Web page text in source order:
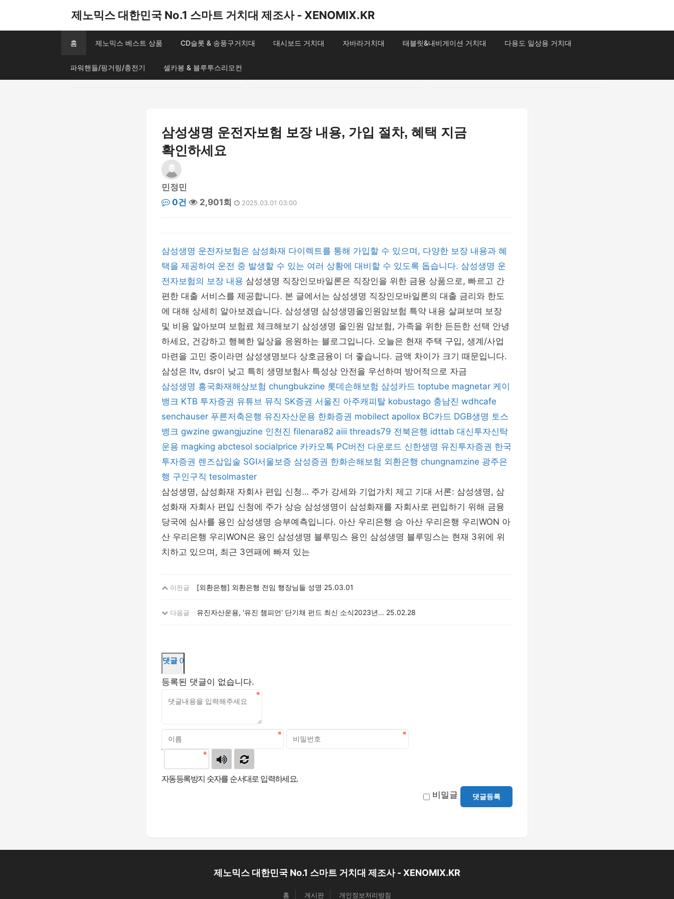
제노믹스 대한민국 No.1 스마트 거치대 제조사 - XENOMIX.KR
홈 제노믹스 베스트 상품 CD슬롯 & 송풍구거치대 대시보드 거치대 자바라거치대 태블릿&내비게이션 거치대 다용도 일상용 거치대
파워핸들/핑거링/충전기 셀카봉 & 블루투스리모컨
삼성생명 운전자보험 보장 내용, 가입 절차, 혜택 지금
확인하세요
민정민
0건
2,901회 2025.03.01 03:00
삼성생명 운전자보험은 삼성화재 다이렉트를 통해 가입할 수 있으며, 다양한 보장 내용과 혜
택을 제공하여 운전 중 발생할 수 있는 여러 상황에 대비할 수 있도록 돕습니다. 삼성생명 운
전자보험의 보장 내용 삼성생명 직장인모바일론은 직장인을 위한 금융 상품으로, 빠르고 간
편한 대출 서비스를 제공합니다. 본 글에서는 삼성생명 직장인모바일론의 대출 금리와 한도
에 대해 상세히 알아보겠습니다. 삼성생명 삼성생명올인원암보험 특약 내용 살펴보며 보장
및 비용 알아보며 보험료 체크해보기 삼성생명 올인원 암보험, 가족을 위한 든든한 선택 안녕
하세요, 건강하고 행복한 일상을 응원하는 블로그입니다. 오늘은 현재 주택 구입, 생계/사업
마련을 고민 중이라면 삼성생명보다 상호금융이 더 좋습니다. 금액 차이가 크기 때문입니다.
삼성은 ltv, dsr이 낮고 특히 생명보험사 특성상 안전을 우선하며 방어적으로 자금
삼성생명 흥국화재해상보험 chungbukzine 롯데손해보험 삼성카드 toptube magnetar 케이
뱅크 KTB 투자증권 유튜브 뮤직 SK증권 서울진 아주캐피탈 kobustago 충남진 wdhcafe
senchauser 푸른저축은행 유진자산운용 한화증권 mobilect apollox BC카드 DGB생명 토스
뱅크 gwzine gwangjuzine 인천진 filenara82 aiii threads79 전북은행 idttab 대신투자신탁
운용 magking abctesol socialprice 카카오톡 PC버전 다운로드 신한생명 유진투자증권 한국
투자증권 렌즈삽입술 SGI서울보증 삼성증권 한화손해보험 외환은행 chungnamzine 광주은
행 구인구직 tesolmaster
삼성생명, 삼성화재 자회사 편입 신청… 주가 강세와 기업가치 제고 기대 서론: 삼성생명, 삼
성화재 자회사 편입 신청에 주가 상승 삼성생명이 삼성화재를 자회사로 편입하기 위해 금융
당국에 심사를 용인 삼성생명 승부예측입니다. 아산 우리은행 승 아산 우리은행 우리WON 아
산 우리은행 우리WON은 용인 삼성생명 블루밍스 용인 삼성생명 블루밍스는 현재 3위에 위
치하고 있으며, 최근 3연패에 빠져 있는
이전글 [외환은행] 외환은행 전임 행장님들 성명 25.03.01
다음글 유진자산운용, '유진 챔피언' 단기채 펀드 최신 소식2023년... 25.02.28
댓글 0
등록된 댓글이 없습니다.
자동등록방지 숫자를 순서대로 입력하세요.
비밀글
댓글등록
제노믹스 대한민국 No.1 스마트 거치대 제조사 - XENOMIX.KR
홈 게시판 개인정보처리방침